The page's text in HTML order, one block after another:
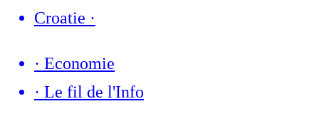
Croatie ·
· Economie
· Le fil de l'Info